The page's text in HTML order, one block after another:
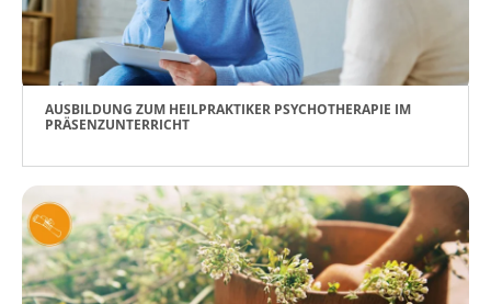
AUSBILDUNG ZUM HEILPRAKTIKER PSYCHOTHERAPIE IM
PRÄSENZUNTERRICHT